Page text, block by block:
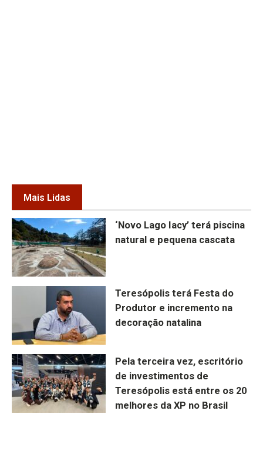
Mais Lidas
‘Novo Lago Iacy’ terá piscina
natural e pequena cascata
Teresópolis terá Festa do
Produtor e incremento na
decoração natalina
Pela terceira vez, escritório
de investimentos de
Teresópolis está entre os 20
melhores da XP no Brasil